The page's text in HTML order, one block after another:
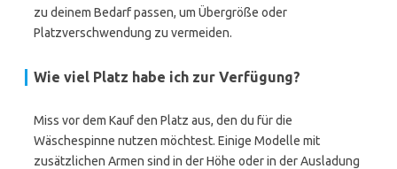
zu deinem Bedarf passen, um Übergröße oder
Platzverschwendung zu vermeiden.
Wie viel Platz habe ich zur Verfügung?
Miss vor dem Kauf den Platz aus, den du für die
Wäschespinne nutzen möchtest. Einige Modelle mit
zusätzlichen Armen sind in der Höhe oder in der Ausladung